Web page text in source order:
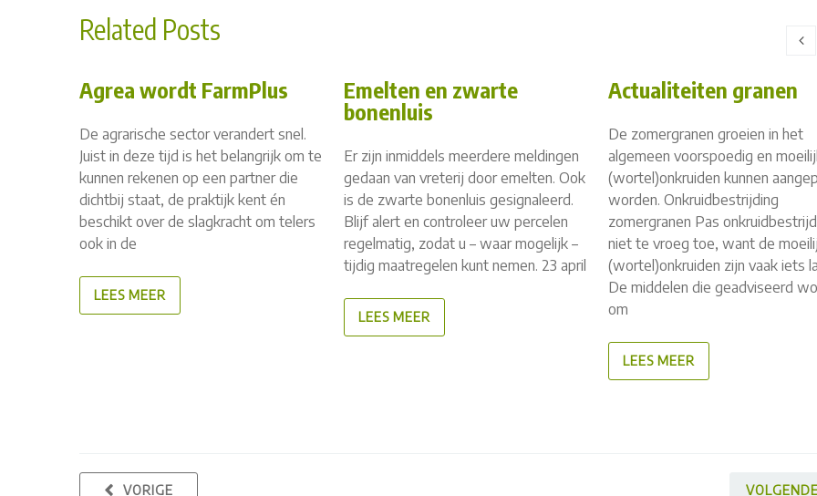
Related Posts
Agrea wordt FarmPlus
De agrarische sector verandert snel.
Juist in deze tijd is het belangrijk om te
kunnen rekenen op een partner die
dichtbij staat, de praktijk kent én
beschikt over de slagkracht om telers
ook in de
LEES MEER
Emelten en zwarte
bonenluis
Er zijn inmiddels meerdere meldingen
gedaan van vreterij door emelten. Ook
is de zwarte bonenluis gesignaleerd.
Blijf alert en controleer uw percelen
regelmatig, zodat u – waar mogelijk –
tijdig maatregelen kunt nemen. 23 april
LEES MEER
Actualiteiten granen
De zomergranen groeien in het
algemeen voorspoedig en
(wortel)onkruiden kunnen
worden. Onkruidbestrijding
zomergranen Pas
niet te vroeg toe, want de
(wortel)onkruiden zijn vaak iets
De middelen die geadviseerd
om
LEES MEER
VOLGENDE
VORIGE